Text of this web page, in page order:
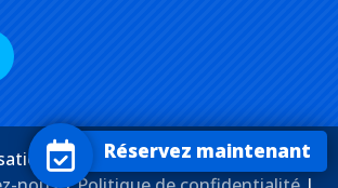
Tous droits réservés. |Plan du
Réservez maintenant